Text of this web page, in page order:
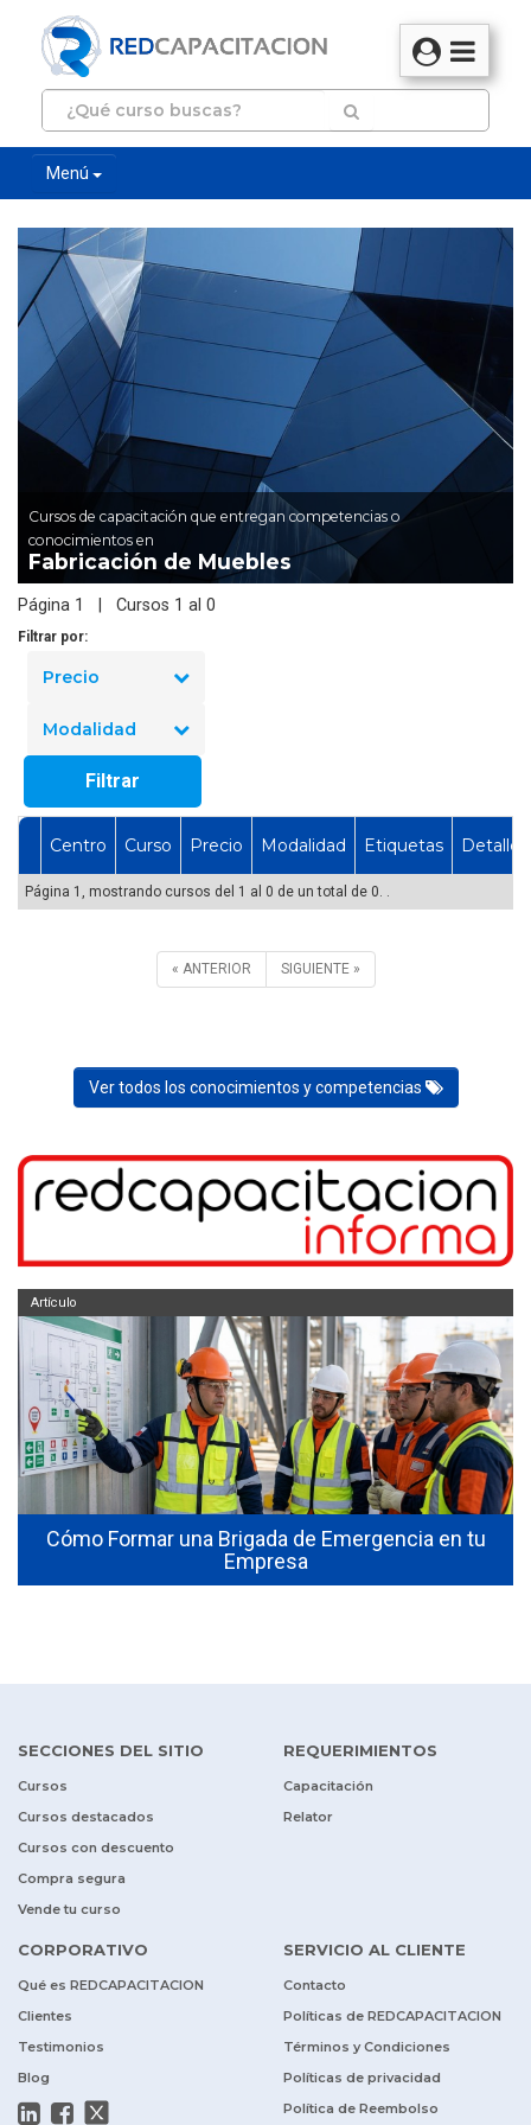
Menú
Cursos de capacitación que entregan competencias o
conocimientos en
Fabricación de Muebles
Página 1 | Cursos 1 al 0
Filtrar por:
Precio
Modalidad
Filtrar
Centro Curso Precio Modalidad Etiquetas Detalles
Página 1, mostrando cursos del 1 al 0 de un total de 0. .
« ANTERIOR SIGUIENTE »
Ver todos los conocimientos y competencias
Cómo Formar una Brigada de Emergencia en tu
Empresa
Artículo
SECCIONES DEL SITIO
Cursos
Cursos destacados
Cursos con descuento
Compra segura
Vende tu curso
REQUERIMIENTOS
Capacitación
Relator
CORPORATIVO
Qué es REDCAPACITACION
Clientes
Testimonios
Blog
SERVICIO AL CLIENTE
Contacto
Políticas de REDCAPACITACION
Términos y Condiciones
Políticas de privacidad
Política de Reembolso